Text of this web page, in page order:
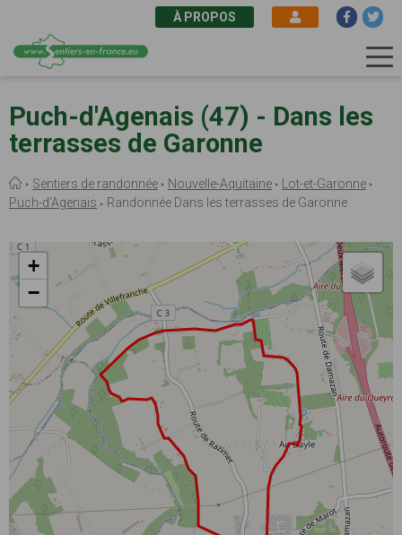
au
contenu
principal
À PROPOS
Puch-d'Agenais (47) - Dans les
terrasses de Garonne
Fil
d'Ariane
Sentiers de randonnée Nouvelle-Aquitaine
Lot-et-Garonne
Puch-d'Agenais
Randonnée Dans les terrasses de Garonne
+
−